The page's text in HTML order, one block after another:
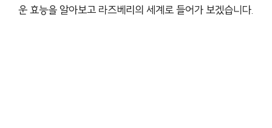
운 효능을 알아보고 라즈베리의 세계로 들어가 보겠습니다.